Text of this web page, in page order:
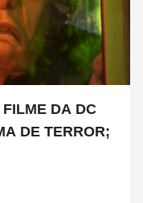
DA DC
DE TERROR;